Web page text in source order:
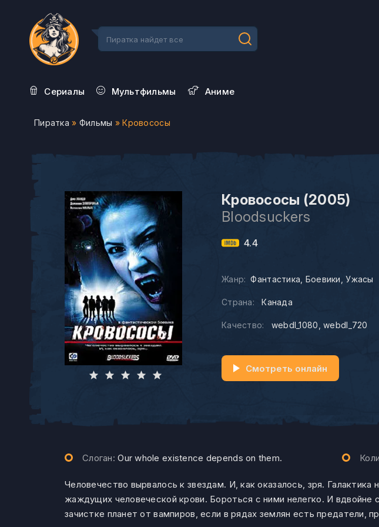
Сериалы Мультфильмы Aниме
Пиратка » Фильмы » Кровососы
Кровососы (2005)
Bloodsuckers
4.4
Жанр: Фантастика Боевики Ужасы
Страна: Канада
Качество: webdl_1080 webdl_720
Смотреть онлайн
Слоган: Our whole existence depends on them.
Человечество вырвалось к звездам. И, как оказалось, зря.
жаждущих человеческой крови. Бороться с ними нелегко. И вдвойне
зачистке планет от вампиров, если в рядах землян есть